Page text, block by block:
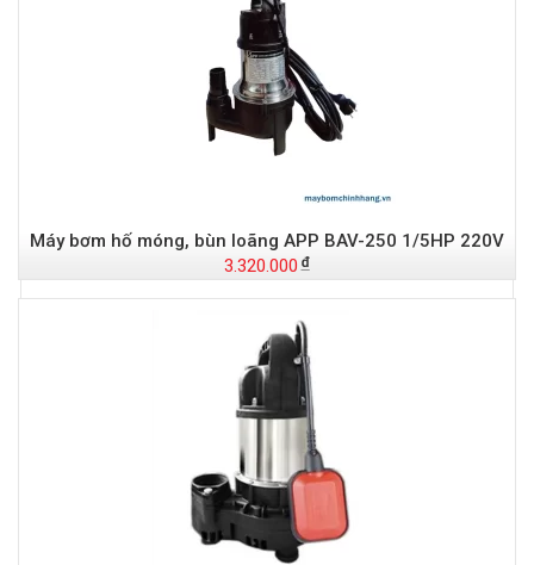
Máy bơm hố móng, bùn loãng APP BAV-250 1/5HP 220V
3.320.000